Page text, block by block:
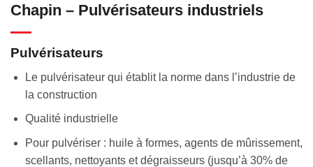
Chapin – Pulvérisateurs industriels
Pulvérisateurs
Le pulvérisateur qui établit la norme dans l’industrie de
la construction
Qualité industrielle
Pour pulvériser : huile à formes, agents de mûrissement,
scellants, nettoyants et dégraisseurs (jusqu’à 30% de